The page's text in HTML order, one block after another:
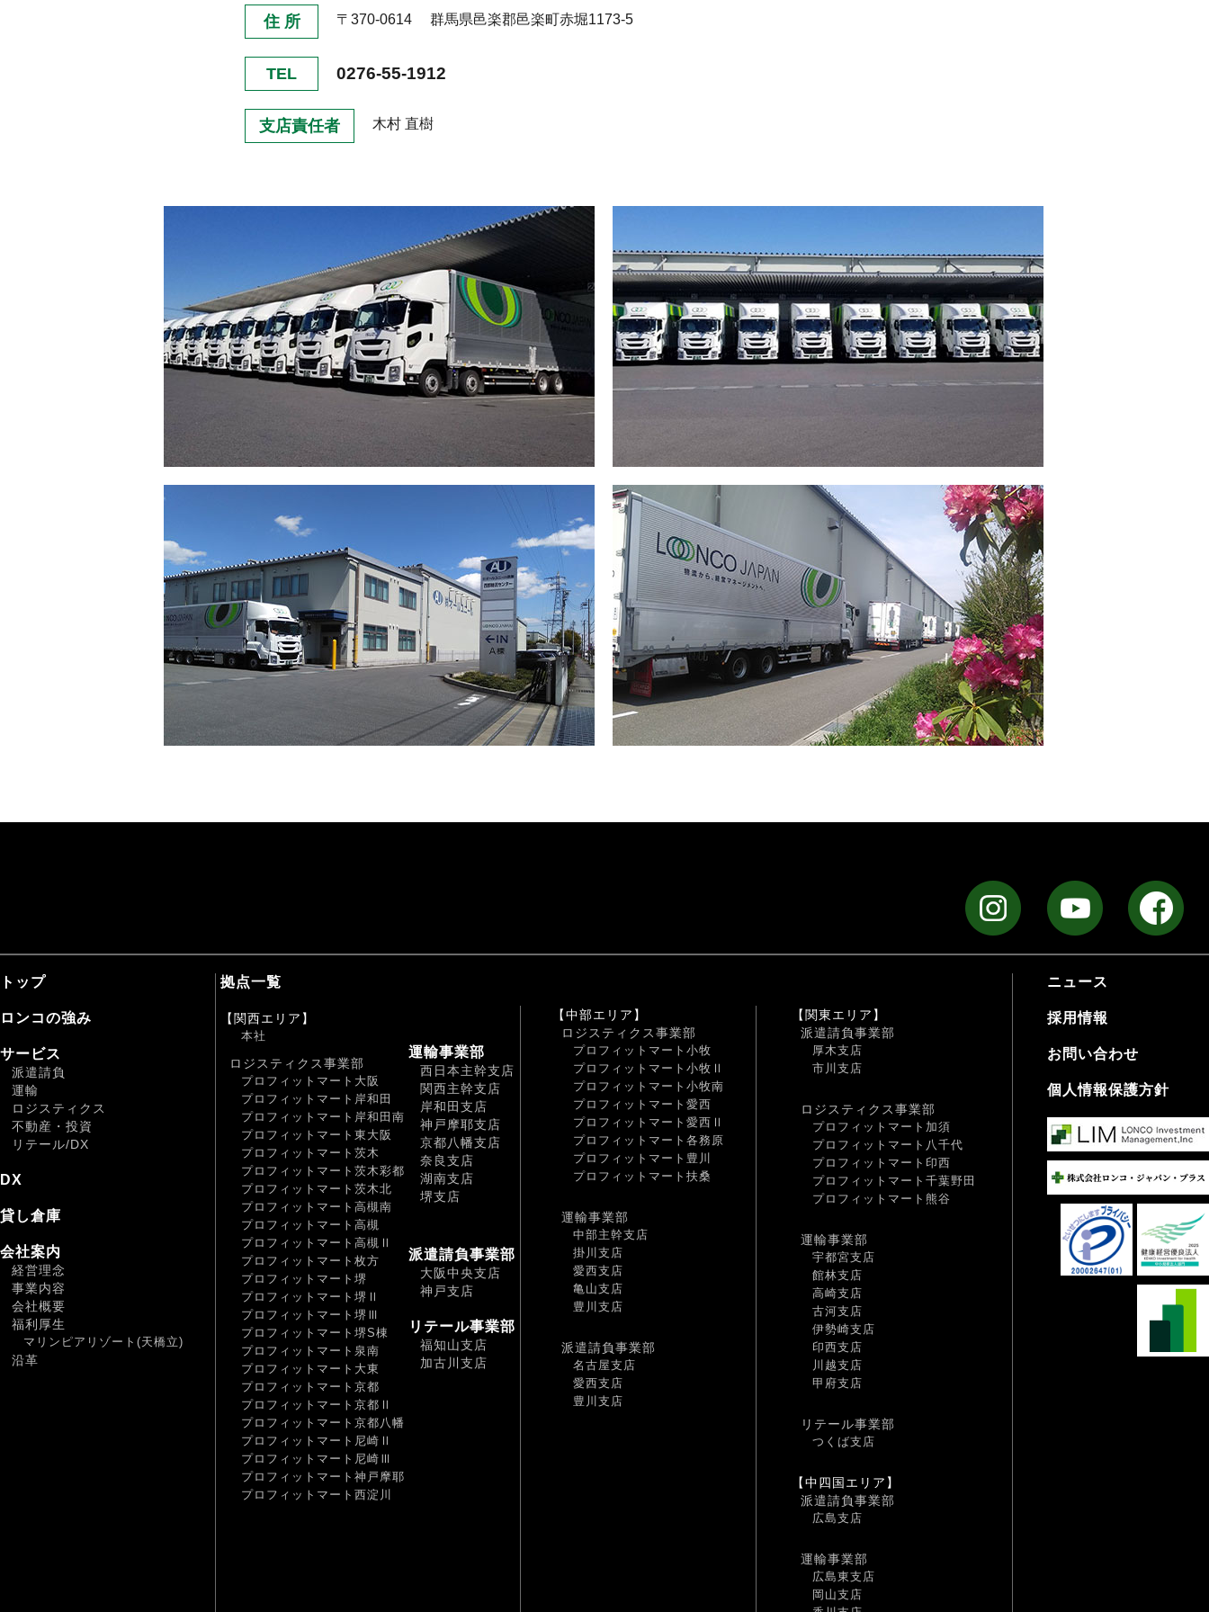
住 所 〒370-0614 群馬県邑楽郡邑楽町赤堀1173-5
TEL 0276-55-1912
支店責任者 木村 直樹
トップ
ロンコの強み
サービス
派遣請負
運輸
ロジスティクス
不動産・投資
リテール/DX
DX
貸し倉庫
会社案内
経営理念
事業内容
会社概要
福利厚生
マリンピアリゾート(天橋立)
沿革
拠点一覧
【関西エリア】
本社
ロジスティクス事業部
プロフィットマート大阪
プロフィットマート岸和田
プロフィットマート岸和田南
プロフィットマート東大阪
プロフィットマート茨木
プロフィットマート茨木彩都
プロフィットマート茨木北
プロフィットマート高槻南
プロフィットマート高槻
プロフィットマート高槻Ⅱ
プロフィットマート枚方
プロフィットマート堺
プロフィットマート堺Ⅱ
プロフィットマート堺Ⅲ
プロフィットマート堺S棟
プロフィットマート泉南
プロフィットマート大東
プロフィットマート京都
プロフィットマート京都Ⅱ
プロフィットマート京都八幡
プロフィットマート尼崎Ⅱ
プロフィットマート尼崎Ⅲ
プロフィットマート神戸摩耶
プロフィットマート西淀川
運輸事業部
西日本主幹支店
関西主幹支店
岸和田支店
神戸摩耶支店
京都八幡支店
奈良支店
湖南支店
堺支店
派遣請負事業部
大阪中央支店
神戸支店
リテール事業部
福知山支店
加古川支店
【中部エリア】
ロジスティクス事業部
プロフィットマート小牧
プロフィットマート小牧Ⅱ
プロフィットマート小牧南
プロフィットマート愛西
プロフィットマート愛西Ⅱ
プロフィットマート各務原
プロフィットマート豊川
プロフィットマート扶桑
運輸事業部
中部主幹支店
掛川支店
愛西支店
亀山支店
豊川支店
派遣請負事業部
名古屋支店
愛西支店
豊川支店
【関東エリア】
派遣請負事業部
厚木支店
市川支店
ロジスティクス事業部
プロフィットマート加須
プロフィットマート八千代
プロフィットマート印西
プロフィットマート千葉野田
プロフィットマート熊谷
運輸事業部
宇都宮支店
館林支店
高崎支店
古河支店
伊勢崎支店
印西支店
川越支店
甲府支店
リテール事業部
つくば支店
【中四国エリア】
派遣請負事業部
広島支店
運輸事業部
広島東支店
岡山支店
ニュース
採用情報
お問い合わせ
個人情報保護方針